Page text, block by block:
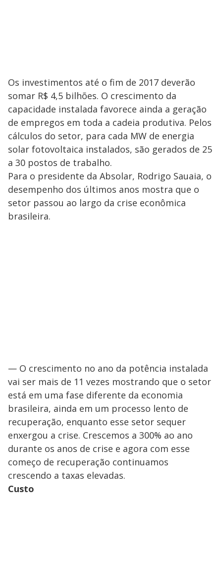
Os investimentos até o fim de 2017 deverão
somar R$ 4,5 bilhões. O crescimento da
capacidade instalada favorece ainda a geração
de empregos em toda a cadeia produtiva. Pelos
cálculos do setor, para cada MW de energia
solar fotovoltaica instalados, são gerados de 25
a 30 postos de trabalho.
Para o presidente da Absolar, Rodrigo Sauaia, o
desempenho dos últimos anos mostra que o
setor passou ao largo da crise econômica
brasileira.
— O crescimento no ano da potência instalada
vai ser mais de 11 vezes mostrando que o setor
está em uma fase diferente da economia
brasileira, ainda em um processo lento de
recuperação, enquanto esse setor sequer
enxergou a crise. Crescemos a 300% ao ano
durante os anos de crise e agora com esse
começo de recuperação continuamos
crescendo a taxas elevadas.
Custo